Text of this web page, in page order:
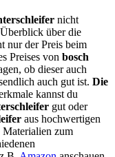
nicht
über die
nur der Preis beim
Preises von bosch
ob dieser auch
auch gut ist. Die
kannst du
gut oder
aus hochwertigen
zum